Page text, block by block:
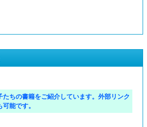
たちの書籍をご紹介しています。外部リンク
能です。